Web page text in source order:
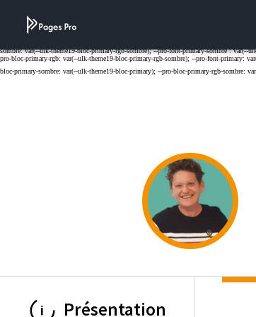
Présentation